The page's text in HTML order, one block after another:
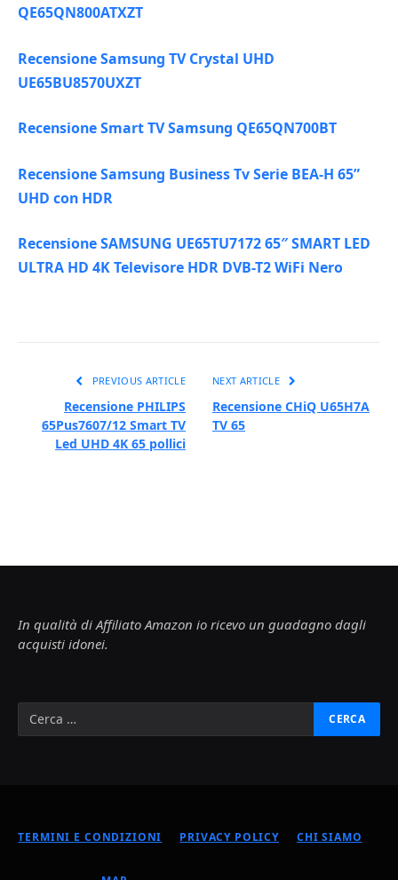
QE65QN800ATXZT
Recensione Samsung TV Crystal UHD
UE65BU8570UXZT
Recensione Smart TV Samsung QE65QN700BT
Recensione Samsung Business Tv Serie BEA-H 65”
UHD con HDR
Recensione SAMSUNG UE65TU7172 65″ SMART LED
ULTRA HD 4K Televisore HDR DVB-T2 WiFi Nero
PREVIOUS ARTICLE
Recensione PHILIPS
65Pus7607/12 Smart TV
Led UHD 4K 65 pollici
NEXT ARTICLE
Recensione CHiQ U65H7A
TV 65
In qualità di Affiliato Amazon io ricevo un guadagno dagli
acquisti idonei.
TERMINI E CONDIZIONI PRIVACY POLICY CHI SIAMO